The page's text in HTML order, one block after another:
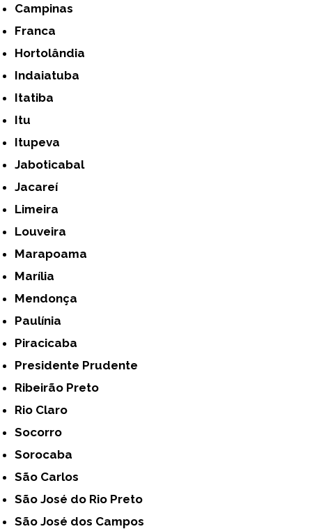
Campinas
Franca
Hortolândia
Indaiatuba
Itatiba
Itu
Itupeva
Jaboticabal
Jacareí
Limeira
Louveira
Marapoama
Marília
Mendonça
Paulínia
Piracicaba
Presidente Prudente
Ribeirão Preto
Rio Claro
Socorro
Sorocaba
São Carlos
São José do Rio Preto
São José dos Campos